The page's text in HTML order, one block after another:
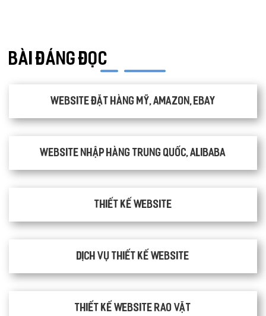
BÀI ĐÁNG ĐỌC
Website đặt hàng Mỹ, Amazon, Ebay
Website nhập hàng Trung Quốc, Alibaba
Thiết kế website
Dịch vụ thiết kế website
thiết kế website rao vặt